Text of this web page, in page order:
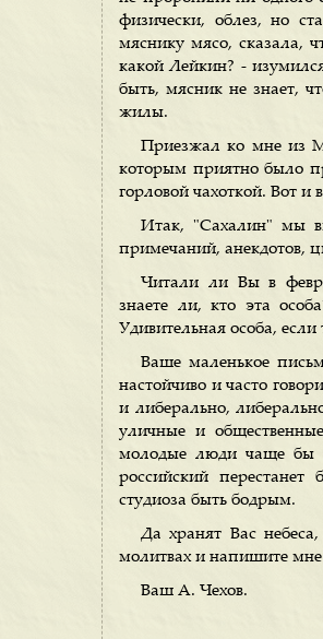
физически, облез, но
мяснику мясо, сказала,
какой Лейкин? -
быть, мясник не знает,
жилы.
Приезжал ко мне из
которым приятно было
горловой чахоткой. Вот и
Итак, "Сахалин" мы
примечаний, анекдотов,
Читали ли Вы в
знаете ли, кто эта
Удивительная особа,
Ваше маленькое
настойчиво и часто
и либерально,
уличные и
молодые люди чаще бы
российский
студиоза быть бодрым.
Да хранят Вас
молитвах и напишите
Ваш А. Чехов.